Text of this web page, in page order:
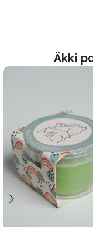
Äkki